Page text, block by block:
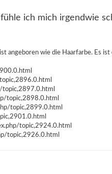
ich mich irgendwie
angeboren wie die Haarfarbe. Es
topic,2898.0.html
topic,2899.0.html
topic,2924.0.html
topic,2926.0.html